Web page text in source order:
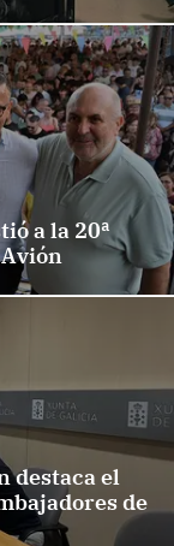
a la 20ª
destaca el
de